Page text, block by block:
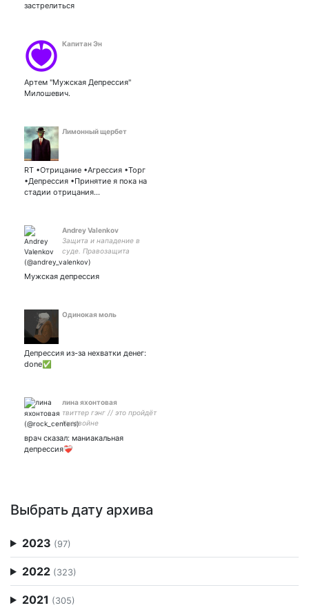
застрелиться
Капитан Эн
Артем "Мужская Депрессия"
Милошевич.
Лимонный щербет
RT •Отрицание •Агрессия •Торг
•Депрессия •Принятие я пока на
стадии отрицания…
Andrey Valenkov
Защита и нападение в
суде. Правозащита
«Забрало». Эксперт по х/ф
Мужская депрессия
Одинокая моль
Депрессия из-за нехватки денег:
done✅
лина яхонтовая
твиттер гэнг // это пройдёт
#нетвойне
врач сказал: маниакальная
депрессия❤️‍🩹
Выбрать дату архива
2023 (97)
2022 (323)
2021 (305)